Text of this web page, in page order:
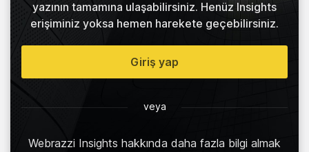
yazının tamamına ulaşabilirsiniz. Henüz Insights
erişiminiz yoksa hemen harekete geçebilirsiniz.
Giriş yap
veya
Webrazzi Insights hakkında daha fazla bilgi almak